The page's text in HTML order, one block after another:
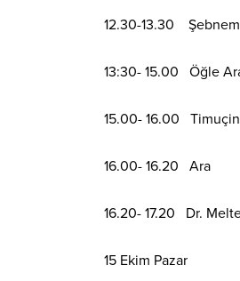
12.30-13.30 Şebnem
13:30- 15.00 Öğle
15.00- 16.00
16.00- 16.20 Ara
16.20- 17.20 Dr.
15 Ekim Pazar